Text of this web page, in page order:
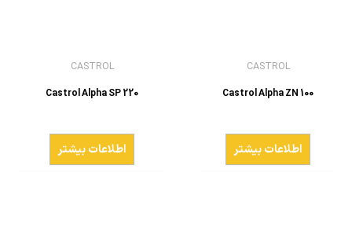
CASTROL
Castrol Alpha ZN 100
اطلاعات بیشتر
CASTROL
Castrol Alpha SP 220
اطلاعات بیشتر